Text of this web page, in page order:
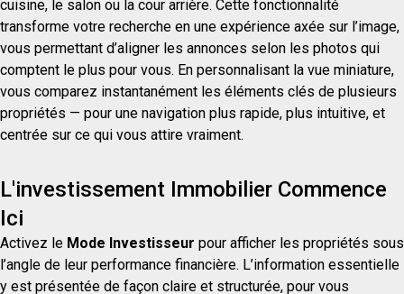
cuisine, le salon ou la cour arrière. Cette fonctionnalité
transforme votre recherche en une expérience axée sur l’image,
vous permettant d’aligner les annonces selon les photos qui
comptent le plus pour vous. En personnalisant la vue miniature,
vous comparez instantanément les éléments clés de plusieurs
propriétés — pour une navigation plus rapide, plus intuitive, et
centrée sur ce qui vous attire vraiment.
L'investissement Immobilier Commence
Ici
Activez le Mode Investisseur pour afficher les propriétés sous
l’angle de leur performance financière. L’information essentielle
y est présentée de façon claire et structurée, pour vous